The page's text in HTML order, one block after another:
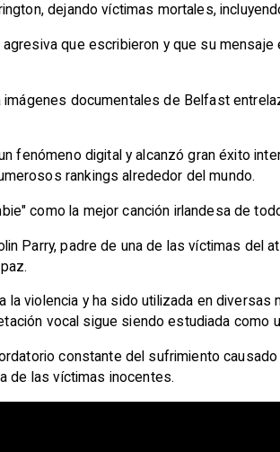
dejando víctimas mortales,
que escribieron y que su
imágenes documentales de Belfast
fenómeno digital y alcanzó gran éxito
rankings alrededor del mundo.
como la mejor canción irlandesa de
Parry, padre de una de las víctimas del
violencia y ha sido utilizada en
vocal sigue siendo estudiada como
constante del sufrimiento
de las víctimas inocentes.